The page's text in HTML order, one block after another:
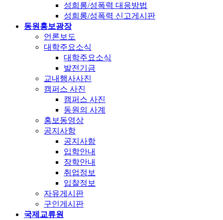
성희롱/성폭력 대응방법
성희롱/성폭력 신고게시판
동원홍보광장
언론보도
대학주요소식
대학주요소식
발전기금
교내행사사진
캠퍼스 사진
캠퍼스 사진
동원의 사계
홍보동영상
공지사항
공지사항
입학안내
장학안내
취업정보
입찰정보
자유게시판
구인게시판
국제교류원